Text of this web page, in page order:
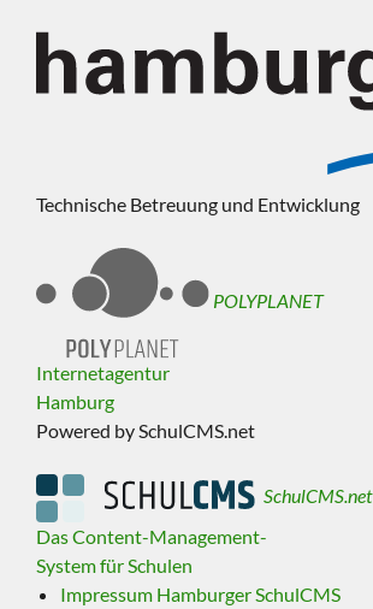
Technische Betreuung und Entwicklung
POLYPLANET
Internetagentur
Hamburg
Powered by SchulCMS.net
SchulCMS.net
Das Content-Management-
System für Schulen
Impressum Hamburger SchulCMS